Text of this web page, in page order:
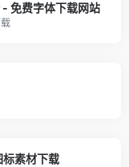
免费字体下载网站
素材下载